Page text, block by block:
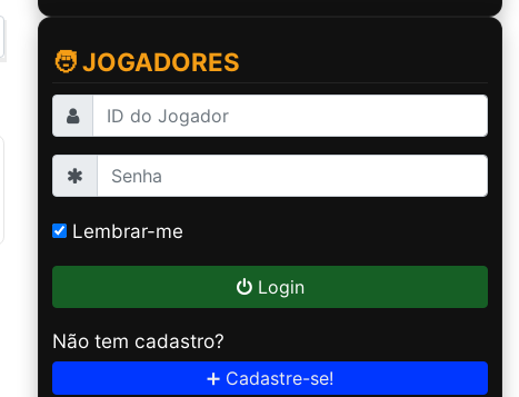
🧑 JOGADORES
Lembrar-me
Login
Não tem cadastro?
➕ Cadastre-se!